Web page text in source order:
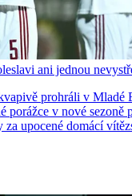
ani jednou
prohráli v Mladé
porážce v nové sezoně
za upocené domácí